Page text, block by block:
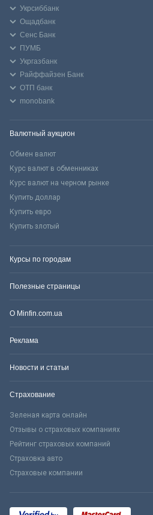
Укрсиббанк
Ощадбанк
Сенс Банк
ПУМБ
Укргазбанк
Райффайзен Банк
ОТП банк
monobank
Валютный аукцион
Обмен валют
Курс валют в обменниках
Курс валют на черном рынке
Купить доллар
Купить евро
Купить злотый
Курсы по городам
Полезные страницы
О Minfin.com.ua
Реклама
Новости и статьи
Страхование
Зеленая карта онлайн
Отзывы о страховых компаниях
Рейтинг страховых компаний
Страховка авто
Страховые компании